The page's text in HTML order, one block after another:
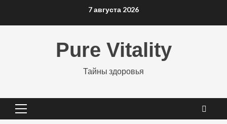
7 августа 2026
Pure Vitality
Тайны здоровья
Основное